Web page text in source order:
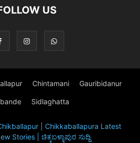
US
Chintamani Gauribidanur
Sidlaghatta
| Chikkaballapura Latest
Stories | ಚಿಕ್ಕಬಳ್ಳಾಪುರ ಸುದ್ದಿ